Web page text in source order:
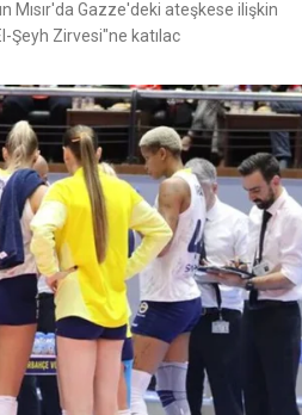
Mısır'da Gazze'deki ateşkese ilişkin
Şeyh Zirvesi"ne katılac